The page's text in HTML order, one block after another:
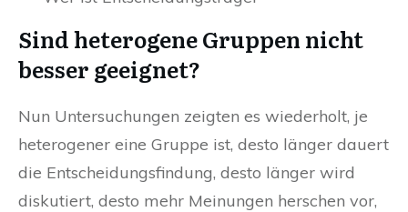
Sind heterogene Gruppen nicht
besser geeignet?
Nun Untersuchungen zeigten es wiederholt, je
heterogener eine Gruppe ist, desto länger dauert
die Entscheidungsfindung, desto länger wird
diskutiert, desto mehr Meinungen herschen vor,